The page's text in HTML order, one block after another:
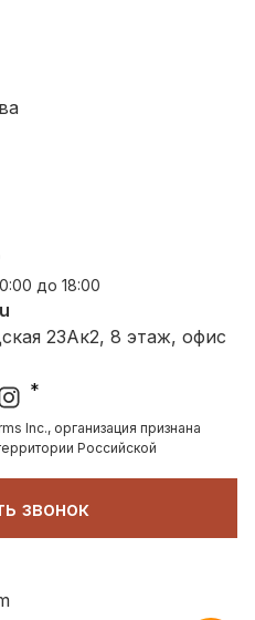
до 18:00
23Ак2, 8 этаж, офис
*
Inc., организация признана
Российской
звонок